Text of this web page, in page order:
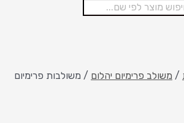
/ משולב פרימיום יהלום / משולבות פרימיום